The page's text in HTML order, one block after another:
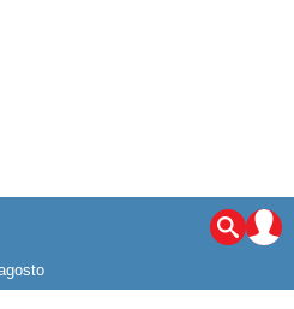
La ciudad
Alta